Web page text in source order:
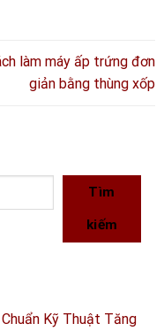
làm máy ấp trứng đơn
giản bằng thùng xốp
Tìm
kiếm
Kỹ Thuật Tăng